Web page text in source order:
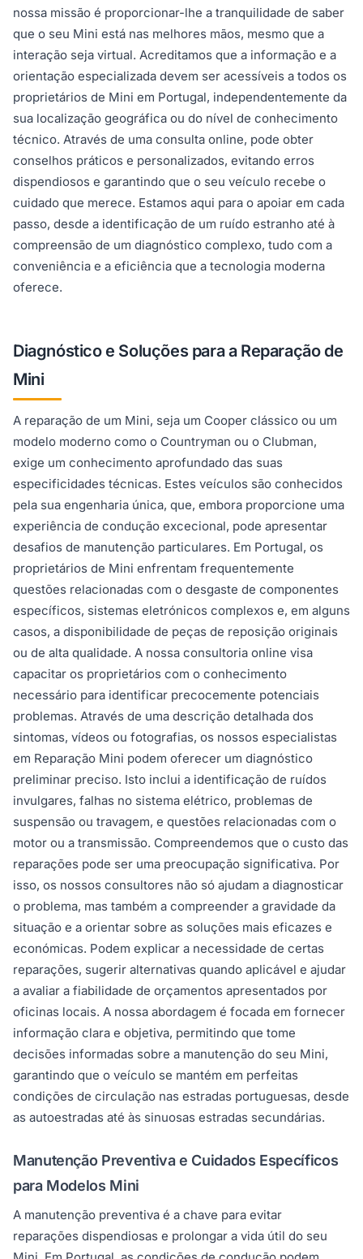
nossa missão é proporcionar-lhe a tranquilidade de saber
que o seu Mini está nas melhores mãos, mesmo que a
interação seja virtual. Acreditamos que a informação e a
orientação especializada devem ser acessíveis a todos os
proprietários de Mini em Portugal, independentemente da
sua localização geográfica ou do nível de conhecimento
técnico. Através de uma consulta online, pode obter
conselhos práticos e personalizados, evitando erros
dispendiosos e garantindo que o seu veículo recebe o
cuidado que merece. Estamos aqui para o apoiar em cada
passo, desde a identificação de um ruído estranho até à
compreensão de um diagnóstico complexo, tudo com a
conveniência e a eficiência que a tecnologia moderna
oferece.
Diagnóstico e Soluções para a Reparação de
Mini
A reparação de um Mini, seja um Cooper clássico ou um
modelo moderno como o Countryman ou o Clubman,
exige um conhecimento aprofundado das suas
especificidades técnicas. Estes veículos são conhecidos
pela sua engenharia única, que, embora proporcione uma
experiência de condução excecional, pode apresentar
desafios de manutenção particulares. Em Portugal, os
proprietários de Mini enfrentam frequentemente
questões relacionadas com o desgaste de componentes
específicos, sistemas eletrónicos complexos e, em alguns
casos, a disponibilidade de peças de reposição originais
ou de alta qualidade. A nossa consultoria online visa
capacitar os proprietários com o conhecimento
necessário para identificar precocemente potenciais
problemas. Através de uma descrição detalhada dos
sintomas, vídeos ou fotografias, os nossos especialistas
em Reparação Mini podem oferecer um diagnóstico
preliminar preciso. Isto inclui a identificação de ruídos
invulgares, falhas no sistema elétrico, problemas de
suspensão ou travagem, e questões relacionadas com o
motor ou a transmissão. Compreendemos que o custo das
reparações pode ser uma preocupação significativa. Por
isso, os nossos consultores não só ajudam a diagnosticar
o problema, mas também a compreender a gravidade da
situação e a orientar sobre as soluções mais eficazes e
económicas. Podem explicar a necessidade de certas
reparações, sugerir alternativas quando aplicável e ajudar
a avaliar a fiabilidade de orçamentos apresentados por
oficinas locais. A nossa abordagem é focada em fornecer
informação clara e objetiva, permitindo que tome
decisões informadas sobre a manutenção do seu Mini,
garantindo que o veículo se mantém em perfeitas
condições de circulação nas estradas portuguesas, desde
as autoestradas até às sinuosas estradas secundárias.
Manutenção Preventiva e Cuidados Específicos
para Modelos Mini
A manutenção preventiva é a chave para evitar
reparações dispendiosas e prolongar a vida útil do seu